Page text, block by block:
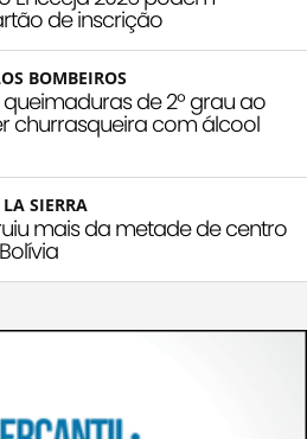
de inscrição
BOMBEIROS
de 2º grau ao
churrasqueira com álcool
SIERRA
mais da metade de centro